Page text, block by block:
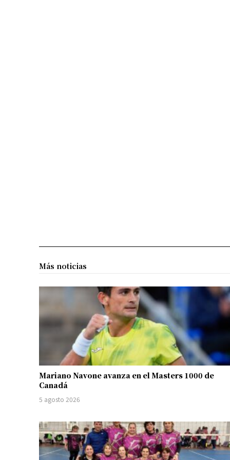
Más noticias
Mariano Navone avanza en el Masters 1000 de
Canadá
5 agosto 2026